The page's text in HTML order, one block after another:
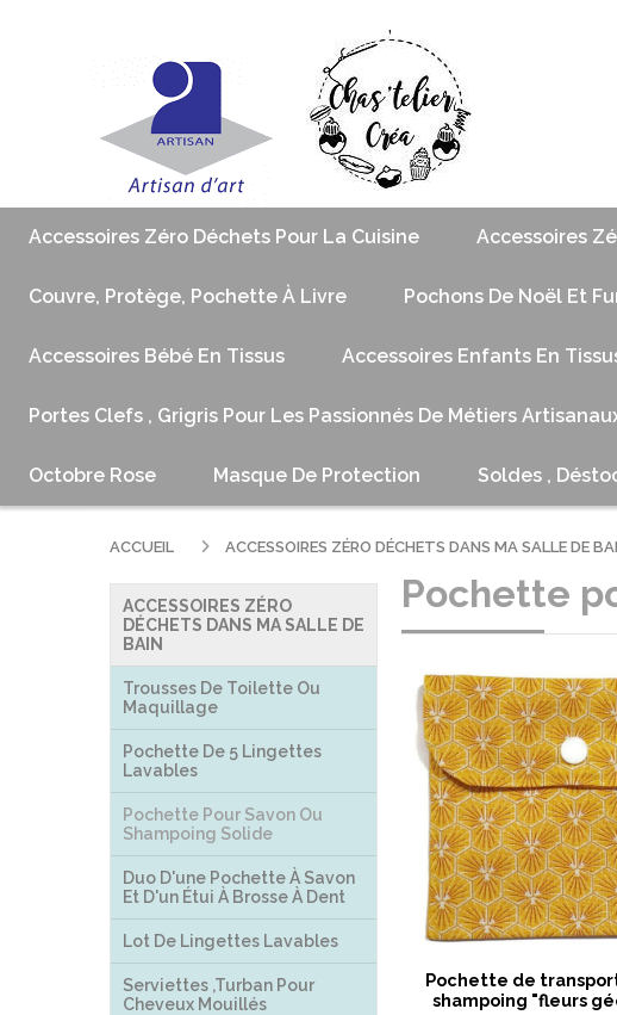
Accessoires Zéro Déchets Pour La Cuisine Accessoires
Couvre, Protège, Pochette À Livre Pochons De Noël Et
Accessoires Bébé En Tissus Accessoires Enfants En
Portes Clefs , Grigris Pour Les Passionnés De Métiers
Octobre Rose Masque De Protection Soldes ,
ACCESSOIRES ZÉRO
DÉCHETS DANS MA SALLE DE
BAIN
Trousses De Toilette Ou
Maquillage
Pochette De 5 Lingettes
Lavables
Pochette Pour Savon Ou
Shampoing Solide
Duo D'une Pochette À Savon
Et D'un Étui À Brosse À Dent
Lot De Lingettes Lavables
Serviettes ,turban Pour
Cheveux Mouillés
ACCUEIL ACCESSOIRES ZÉRO DÉCHETS DANS MA SALLE DE
Pochette
Pochette de
shampoing "fleurs